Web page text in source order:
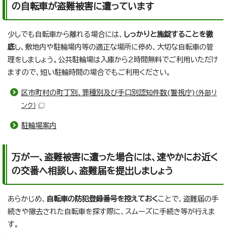
の自転車が盗難被害に遭っています
少しでも自転車から離れる場合には、 しっかりと施錠することを徹
底し、敷地内や駐輪場内等の適正な場所に停め、大切な自転車の管
理をしましょう。公共駐輪場は入庫から2時間無料でご利用いただけ
ますので、短い駐輪時間の場合でもご利用ください。
区市町村の町丁別、罪種別及び手口別認知件数(警視庁) （外部リ
ンク）
駐輪場案内
万が一、盗難被害に遭った場合には、速やかにお近く
の交番へ相談し、盗難届を提出しましょう
あらかじめ、 自転車の防犯登録番号を控えておくことで、盗難届の手
続きや撤去された自転車を探す際に、スムーズに手続き等が行えま
す。